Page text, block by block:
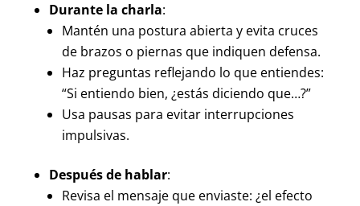
Durante la charla:
Mantén una postura abierta y evita cruces
de brazos o piernas que indiquen defensa.
Haz preguntas reflejando lo que entiendes:
“Si entiendo bien, ¿estás diciendo que…?”
Usa pausas para evitar interrupciones
impulsivas.
Después de hablar:
Revisa el mensaje que enviaste: ¿el efecto